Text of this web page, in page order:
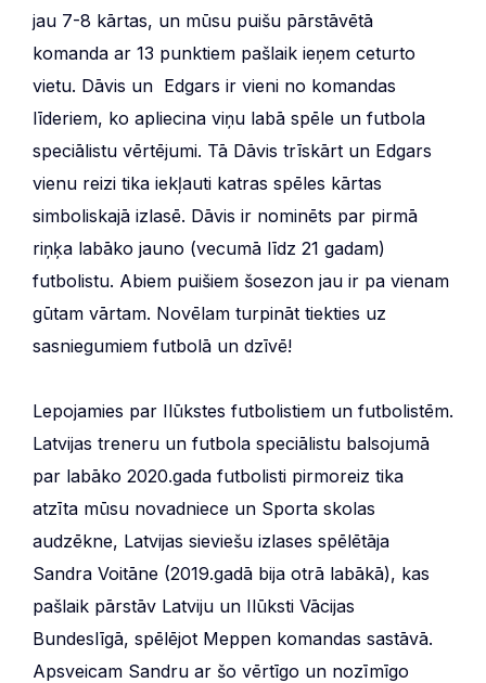
jau 7-8 kārtas, un mūsu puišu pārstāvētā
komanda ar 13 punktiem pašlaik ieņem ceturto
vietu. Dāvis un Edgars ir vieni no komandas
līderiem, ko apliecina viņu labā spēle un futbola
speciālistu vērtējumi. Tā Dāvis trīskārt un Edgars
vienu reizi tika iekļauti katras spēles kārtas
simboliskajā izlasē. Dāvis ir nominēts par pirmā
riņķa labāko jauno (vecumā līdz 21 gadam)
futbolistu. Abiem puišiem šosezon jau ir pa vienam
gūtam vārtam. Novēlam turpināt tiekties uz
sasniegumiem futbolā un dzīvē!
Lepojamies par Ilūkstes futbolistiem un futbolistēm.
Latvijas treneru un futbola speciālistu balsojumā
par labāko 2020.gada futbolisti pirmoreiz tika
atzīta mūsu novadniece un Sporta skolas
audzēkne, Latvijas sieviešu izlases spēlētāja
Sandra Voitāne (2019.gadā bija otrā labākā), kas
pašlaik pārstāv Latviju un Ilūksti Vācijas
Bundeslīgā, spēlējot Meppen komandas sastāvā.
Apsveicam Sandru ar šo vērtīgo un nozīmīgo